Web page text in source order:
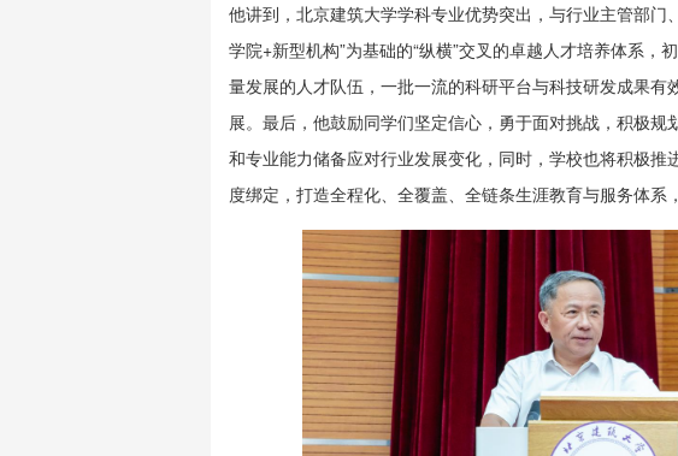
他讲到，北京建筑大学学科专业优势突出，与行业主管部门
学院+新型机构”为基础的“纵横”交叉的卓越人才培养体系，
量发展的人才队伍，一批一流的科研平台与科技研发成果
展。最后，他鼓励同学们坚定信心，勇于面对挑战，积极
和专业能力储备应对行业发展变化，同时，学校也将积极推
度绑定，打造全程化、全覆盖、全链条生涯教育与服务体系